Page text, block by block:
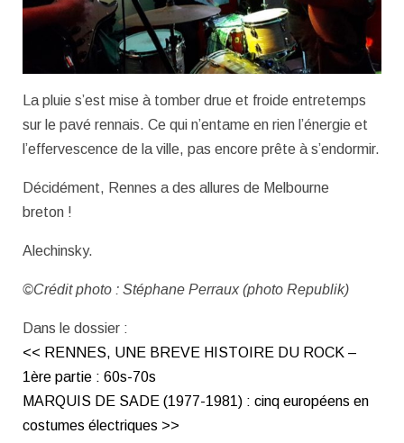
La pluie s’est mise à tomber drue et froide entretemps
sur le pavé rennais. Ce qui n’entame en rien l’énergie et
l’effervescence de la ville, pas encore prête à s’endormir.
Décidément, Rennes a des allures de Melbourne
breton !
Alechinsky.
©Crédit photo : Stéphane Perraux (photo Republik)
Dans le dossier :
<< RENNES, UNE BREVE HISTOIRE DU ROCK –
1ère partie : 60s-70s
MARQUIS DE SADE (1977-1981) : cinq européens en
costumes électriques >>